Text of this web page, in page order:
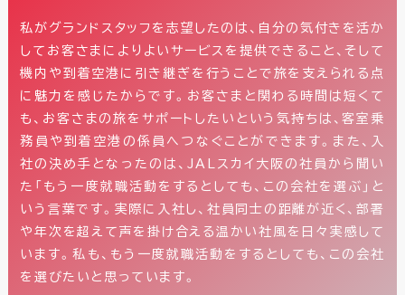
私がグランドスタッフを志望したのは、自分の気付きを活か
してお客さまによりよいサービスを提供できること、そして
機内や到着空港に引き継ぎを行うことで旅を支えられる点
に魅力を感じたからです。お客さまと関わる時間は短くて
も、お客さまの旅をサポートしたいという気持ちは、客室乗
務員や到着空港の係員へつなぐことができます。また、入
社の決め手となったのは、JALスカイ大阪の社員から聞い
た「もう一度就職活動をするとしても、この会社を選ぶ」と
いう言葉です。実際に入社し、社員同士の距離が近く、部署
や年次を超えて声を掛け合える温かい社風を日々実感して
います。私も、もう一度就職活動をするとしても、この会社
を選びたいと思っています。